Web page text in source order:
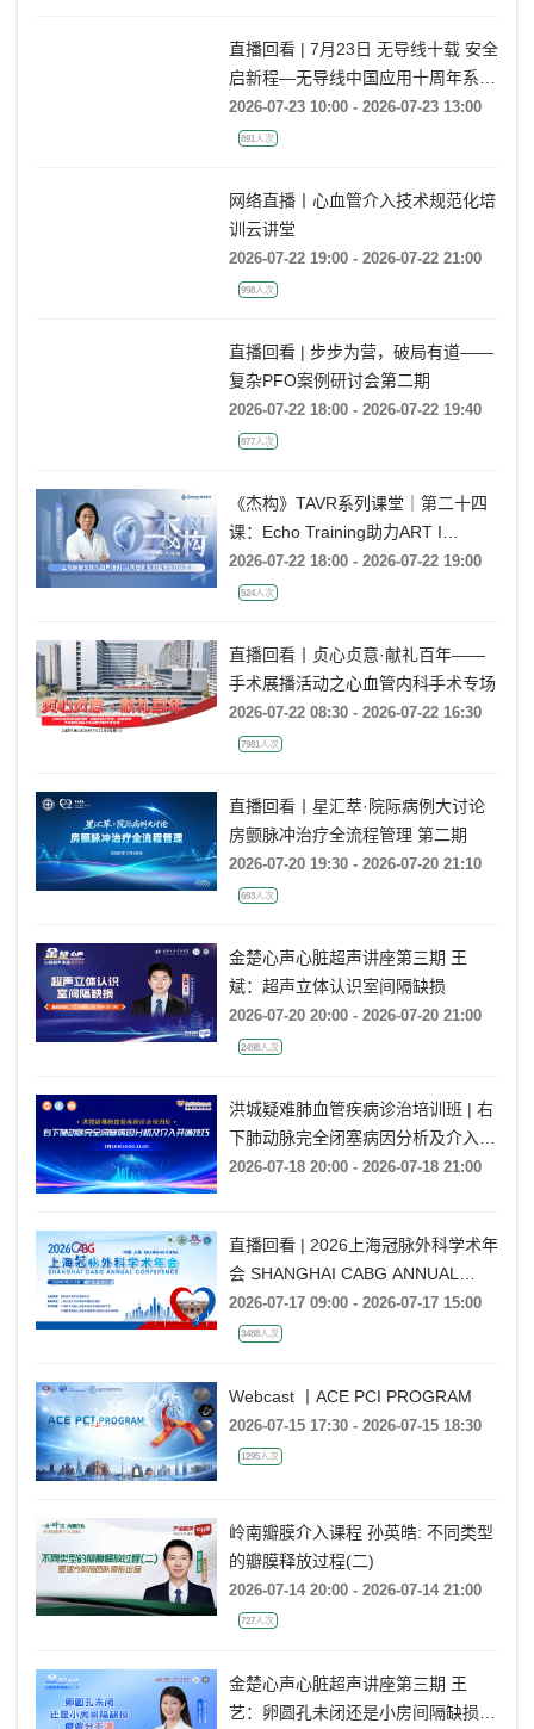
直播回看 | 7月23日 无导线十载 安全
启新程—无导线中国应用十周年系列
活动
2026-07-23 10:00 - 2026-07-23 13:00
891人次
网络直播丨心血管介入技术规范化培
训云讲堂
2026-07-22 19:00 - 2026-07-22 21:00
998人次
直播回看 | 步步为营，破局有道——
复杂PFO案例研讨会第二期
2026-07-22 18:00 - 2026-07-22 19:40
877人次
《杰构》TAVR系列课堂｜第二十四
课：Echo Training助力ART I
Rebecca T. Hahn教授《主动脉瓣反
流的超声培训：从病理机制到临床诊
2026-07-22 18:00 - 2026-07-22 19:00
524人次
直播回看丨贞心贞意·献礼百年——
手术展播活动之心血管内科手术专场
2026-07-22 08:30 - 2026-07-22 16:30
7981人次
直播回看丨星汇萃·院际病例大讨论
房颤脉冲治疗全流程管理 第二期
2026-07-20 19:30 - 2026-07-20 21:10
693人次
金楚心声心脏超声讲座第三期 王
斌：超声立体认识室间隔缺损
2026-07-20 20:00 - 2026-07-20 21:00
2498人次
洪城疑难肺血管疾病诊治培训班 | 右
下肺动脉完全闭塞病因分析及介入开
通技巧
2026-07-18 20:00 - 2026-07-18 21:00
直播回看 | 2026上海冠脉外科学术年
会 SHANGHAI CABG ANNUAL
CONFERENCE
2026-07-17 09:00 - 2026-07-17 15:00
3488人次
Webcast 丨ACE PCI PROGRAM
2026-07-15 17:30 - 2026-07-15 18:30
1295人次
岭南瓣膜介入课程 孙英皓: 不同类型
的瓣膜释放过程(二)
2026-07-14 20:00 - 2026-07-14 21:00
727人次
金楚心声心脏超声讲座第三期 王
艺：卵圆孔未闭还是小房间隔缺损，